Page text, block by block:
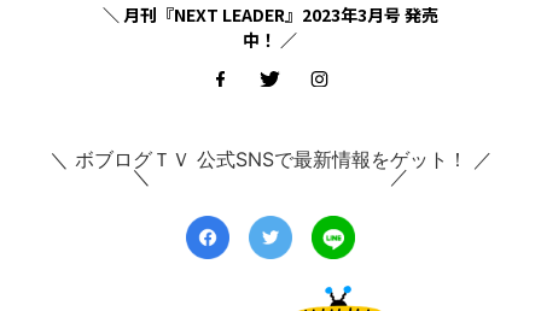
＼ 月刊『NEXT LEADER』2023年3月号 発売
中！ ／
＼ ボブログＴＶ 公式SNSで最新情報をゲット！ ／